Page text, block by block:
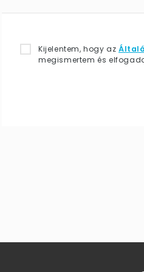
Kijelentem, hogy az
megismertem és